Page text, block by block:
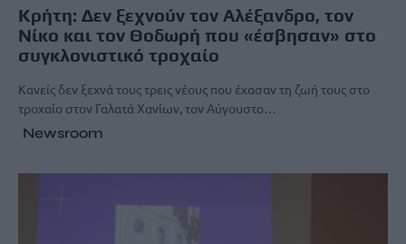
Κρήτη: Δεν ξεχνούν τον Αλέξανδρο, τον
Νίκο και τον Θοδωρή που «έσβησαν» στο
συγκλονιστικό τροχαίο
Κανείς δεν ξεχνά τους τρεις νέους που έχασαν τη ζωή τους στο
τροχαίο στον Γαλατά Χανίων, τον Αύγουστο…
Newsroom